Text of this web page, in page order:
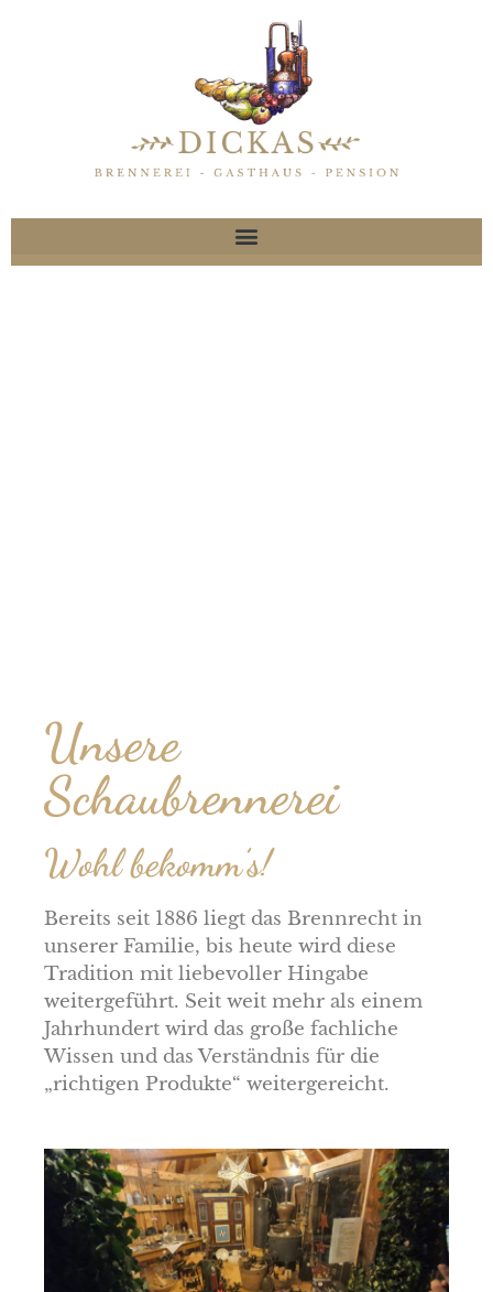
Unsere
Schaubrennerei
Wohl bekomm’s!
Bereits seit 1886 liegt das Brennrecht in
unserer Familie, bis heute wird diese
Tradition mit liebevoller Hingabe
weitergeführt. Seit weit mehr als einem
Jahrhundert wird das große fachliche
Wissen und das Verständnis für die
„richtigen Produkte“ weitergereicht.